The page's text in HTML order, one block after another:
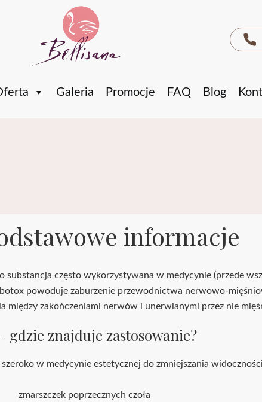
Galeria Promocje FAQ Blog
informacje
często wykorzystywana w medycynie (przede
powoduje zaburzenie przewodnictwa nerwowo-
gdzie znajduje zastosowanie?
w medycynie estetycznej do zmniejszania
zmarszczek poprzecznych czoła